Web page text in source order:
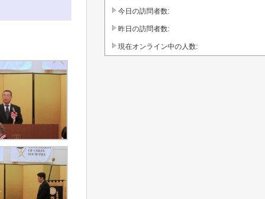
今日の訪問者数:
昨日の訪問者数:
現在オンライン中の人数: